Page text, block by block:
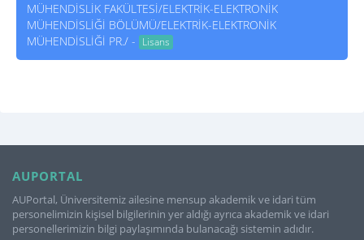
MÜHENDİSLİK FAKÜLTESİ/ELEKTRİK-ELEKTRONİK
MÜHENDİSLİĞİ BÖLÜMÜ/ELEKTRİK-ELEKTRONİK
MÜHENDİSLİĞİ PR./ - Lisans
AUPORTAL
AUPortal, Üniversitemiz ailesine mensup akademik ve idari tüm
personelimizin kişisel bilgilerinin yer aldığı ayrıca akademik ve idari
personellerimizin bilgi paylaşımında bulanacağı sistemin adıdır.